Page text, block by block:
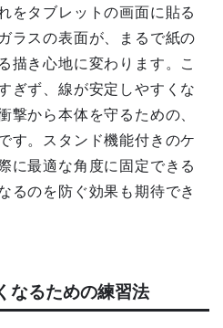
をタブレットの画面に貼る
ラスの表面が、まるで紙の
描き心地に変わります。こ
ぎず、線が安定しやすくな
撃から本体を守るための、
す。スタンド機能付きのケ
に最適な角度に固定できる
るのを防ぐ効果も期待でき
なるための練習法